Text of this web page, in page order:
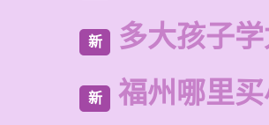
新 多大孩子
新 福州哪里